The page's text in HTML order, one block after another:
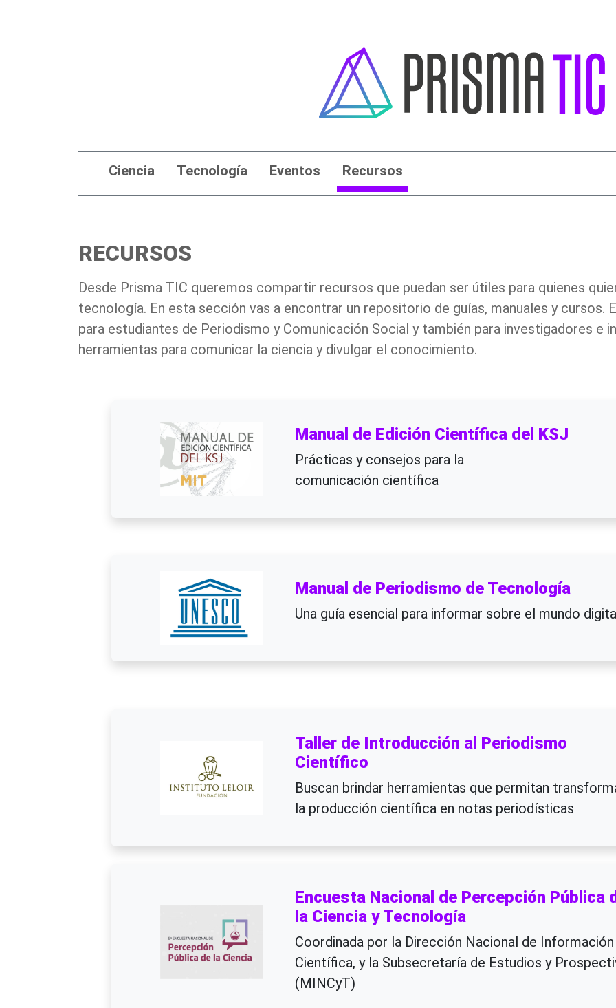
Ciencia Tecnología Eventos Recursos
RECURSOS
Desde Prisma TIC queremos compartir recursos que puedan ser útiles para quienes
tecnología. En esta sección vas a encontrar un repositorio de guías, manuales y cursos.
para estudiantes de Periodismo y Comunicación Social y también para investigadores e
herramientas para comunicar la ciencia y divulgar el conocimiento.
Manual de Edición Científica del KSJ
Prácticas y consejos para la
comunicación científica
Manual de Periodismo de Tecnología
Una guía esencial para informar sobre el mundo
Taller de Introducción al Periodismo
Científico
Buscan brindar herramientas que permitan
la producción científica en notas periodísticas
Encuesta Nacional de Percepción Pública
la Ciencia y Tecnología
Coordinada por la Dirección Nacional de Información
Científica, y la Subsecretaría de Estudios y
(MINCyT)